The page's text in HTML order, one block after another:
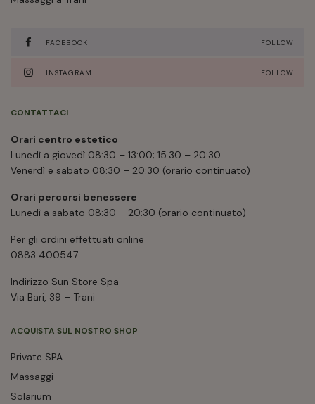
FACEBOOK FOLLOW
INSTAGRAM FOLLOW
CONTATTACI
Orari centro estetico
Lunedì a giovedì 08:30 – 13:00; 15.30 – 20:30
Venerdì e sabato 08:30 – 20:30 (orario continuato)
Orari percorsi benessere
Lunedì a sabato 08:30 – 20:30 (orario continuato)
Per gli ordini effettuati online
0883 400547
Indirizzo Sun Store Spa
Via Bari, 39 – Trani
ACQUISTA SUL NOSTRO SHOP
Private SPA
Massaggi
Solarium